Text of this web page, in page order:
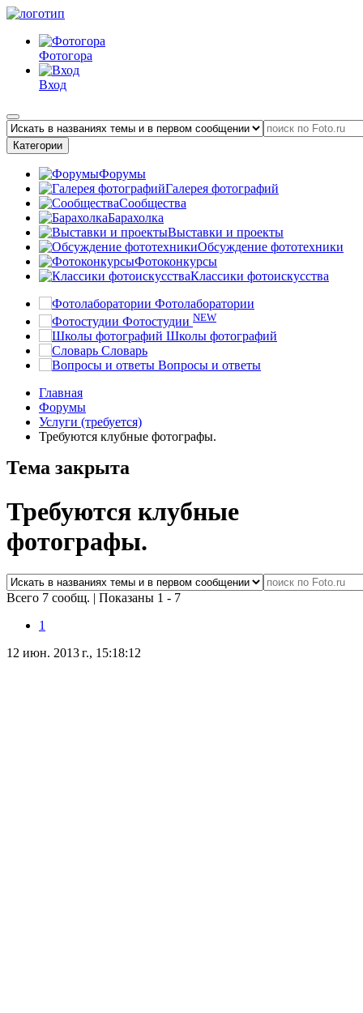
Фотогора
Вход
Категории
Форумы
Галерея фотографий
Сообщества
Барахолка
Выставки и проекты
Обсуждение фототехники
Фотоконкурсы
Классики фотоискусства
Фотолаборатории
Фотостудии NEW
Школы фотографий
Словарь
Вопросы и ответы
Главная
Форумы
Услуги (требуется)
Требуются клубные фотографы.
Тема закрыта
Требуются клубные
фотографы.
Всего 7 сообщ. | Показаны 1 - 7
1
12 июн. 2013 г., 15:18:12